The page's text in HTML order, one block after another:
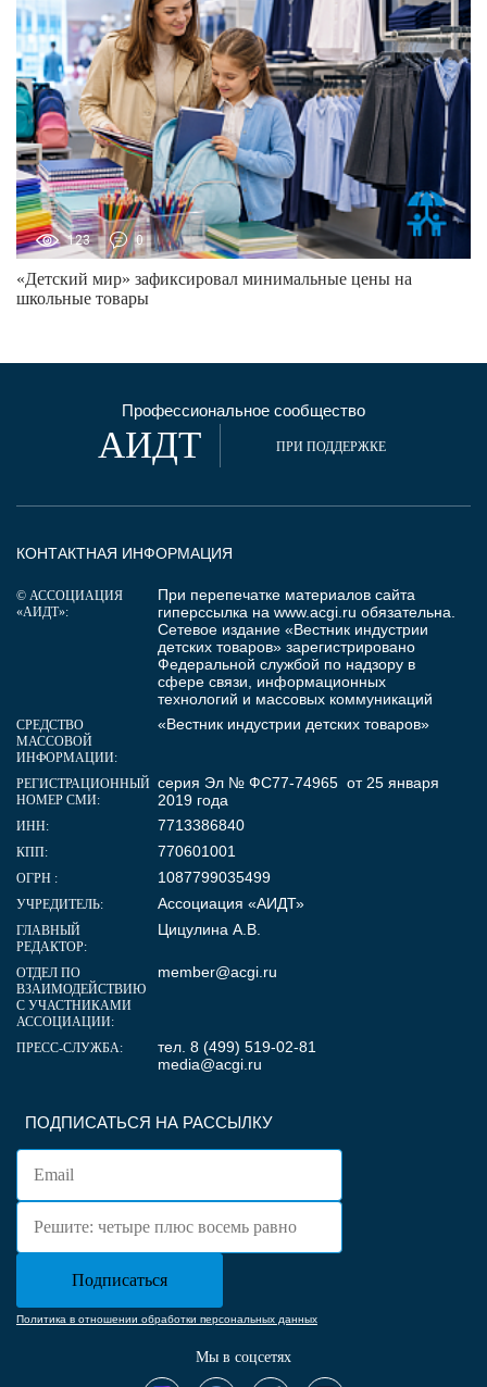
123 0
«Детский мир» зафиксировал минимальные цены на
школьные товары
Профессиональное сообщество
АИДТ ПРИ ПОДДЕРЖКЕ
ПОДПИСАТЬСЯ НА РАССЫЛКУ
Политика в отношении обработки персональных данных
Мы в соцсетях
КОНТАКТНАЯ ИНФОРМАЦИЯ
© АССОЦИАЦИЯ
«АИДТ»:
При перепечатке материалов сайта
гиперссылка на www.acgi.ru обязательна.
Сетевое издание «Вестник индустрии
детских товаров» зарегистрировано
Федеральной службой по надзору в
сфере связи, информационных
технологий и массовых коммуникаций
СРЕДСТВО
МАССОВОЙ
ИНФОРМАЦИИ:
«Вестник индустрии детских товаров»
РЕГИСТРАЦИОННЫЙ
НОМЕР СМИ:
серия Эл № ФС77-74965 от 25 января
2019 года
ИНН: 7713386840
КПП: 770601001
ОГРН : 1087799035499
УЧРЕДИТЕЛЬ: Ассоциация «АИДТ»
ГЛАВНЫЙ
РЕДАКТОР:
Цицулина А.В.
ОТДЕЛ ПО
ВЗАИМОДЕЙСТВИЮ
С УЧАСТНИКАМИ
АССОЦИАЦИИ:
member@acgi.ru
ПРЕСС-СЛУЖБА:
тел. 8 (499) 519-02-81
media@acgi.ru